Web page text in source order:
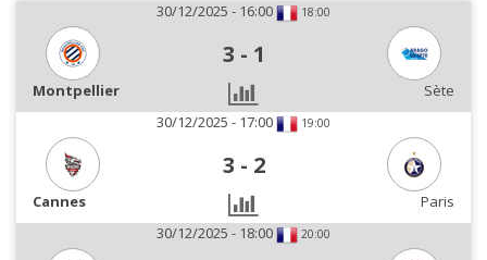
30/12/2025 - 16:00 18:00
3 - 1
Montpellier
Sète
30/12/2025 - 17:00
19:00
3 - 2
Cannes
Paris
30/12/2025 - 18:00
20:00